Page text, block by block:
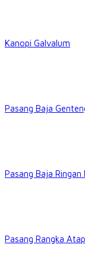
Kanopi Galvalum
Pasang Baja
Pasang Baja
Pasang Rangka